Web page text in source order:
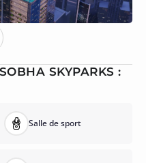
SKYPARKS :
Salle de sport